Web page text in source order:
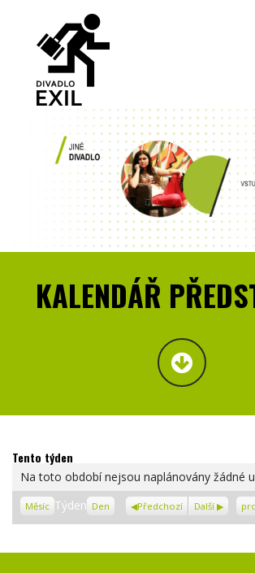
KALENDÁŘ
Tento týden
Na toto období nejsou naplánovány žádné
Měsíc Týden Den Předchozí Další